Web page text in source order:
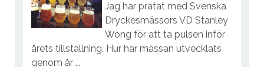
Jag har pratat med Svenska
Dryckesmässors VD Stanley
Wong för att ta pulsen inför
årets tillställning. Hur har mässan utvecklats
genom år ...